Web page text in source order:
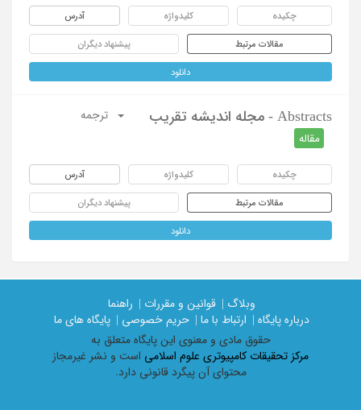
چکیده کلیدواژه آدرس
مقالات مرتبط پیشنهاد دیگران
دانلود
Abstracts - مجله اندیشه تقریب
مقاله
ترجمه
چکیده کلیدواژه آدرس
مقالات مرتبط پیشنهاد دیگران
دانلود
وبلاگ | قوانین و مقررات |
راهنما
درباره پایگاه |
ارتباط با ما | حریم خصوصی |
پایگاه های ما
حقوق مادی و معنوی اين پايگاه متعلق به
مرکز تحقیقات کامپیوتری علوم اسلامی است و نشر غیرمجاز
محتوای آن پیگرد قانونی دارد.